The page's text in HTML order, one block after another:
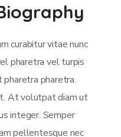
curabitur vitae nunc
pharetra vel turpis
pharetra.
At volutpat diam ut
integer. Semper
pellentesque nec